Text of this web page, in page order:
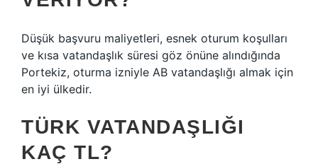
Düşük başvuru maliyetleri, esnek oturum koşulları
ve kısa vatandaşlık süresi göz önüne alındığında
Portekiz, oturma izniyle AB vatandaşlığı almak için
en iyi ülkedir.
TÜRK VATANDAŞLIĞI
KAÇ TL?